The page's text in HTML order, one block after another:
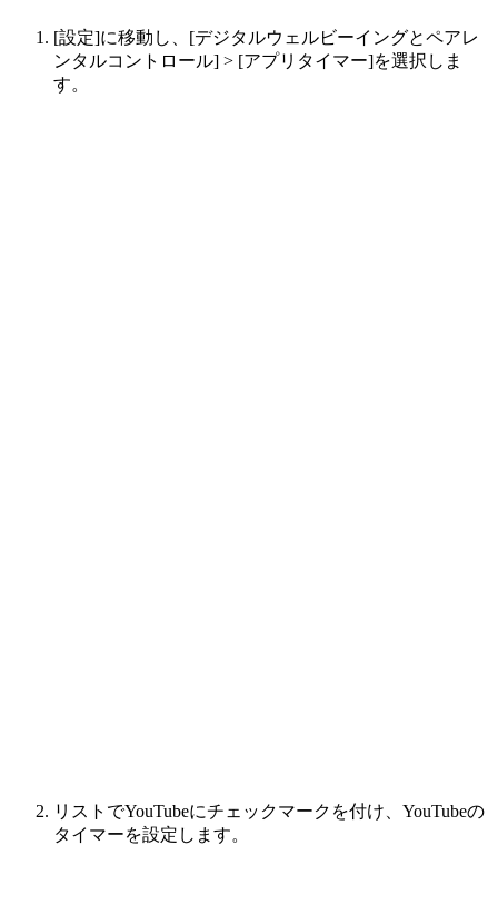
[設定]に移動し、[デジタルウェルビーイングとペアレ
ンタルコントロール] > [アプリタイマー]を選択しま
す。
リストでYouTubeにチェックマークを付け、YouTubeの
タイマーを設定します。